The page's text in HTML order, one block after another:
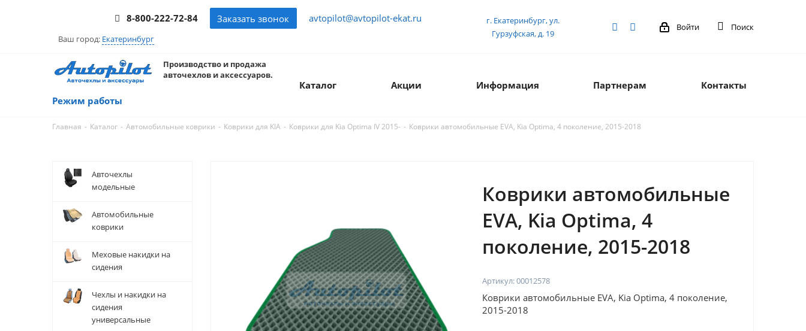
8-800-222-72-84 Заказать звонок avtopilot@avtopilot-ekat.ru
Ваш город: Екатеринбург
г. Екатеринбург, ул.
Гурзуфская, д. 19
Войти Поиск
Производство и продажа
авточехлов и аксессуаров.
Режим работы
Каталог Акции Информация Партнерам Контакты
Главная - Каталог - Автомобильные коврики - Коврики для KIA - Коврики для Kia Optima IV 2015- - Коврики автомобильные EVA, Kia Optima, 4 поколение, 2015-2018
Авточехлы
модельные
Автомобильные
коврики
Меховые накидки на
сидения
Чехлы и накидки на
сидения
универсальные
Коврики автомобильные
EVA, Kia Optima, 4
поколение, 2015-2018
Артикул:00012578
Коврики автомобильные EVA, Kia Optima, 4 поколение,
2015-2018